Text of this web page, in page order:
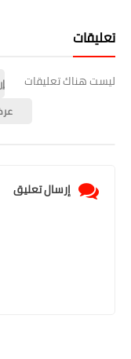
تعليقات
ليست هناك تعليقات
إرسال تعليق